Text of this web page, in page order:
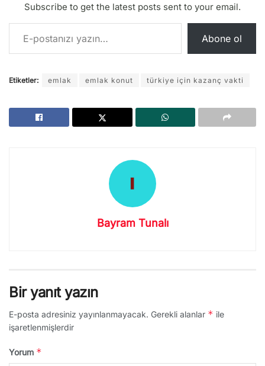
Subscribe to get the latest posts sent to your email.
E-postanızı yazın…
Abone ol
Etiketler: emlak emlak konut türkiye için kazanç vakti
Bayram Tunalı
Bir yanıt yazın
E-posta adresiniz yayınlanmayacak. Gerekli alanlar * ile
işaretlenmişlerdir
Yorum *